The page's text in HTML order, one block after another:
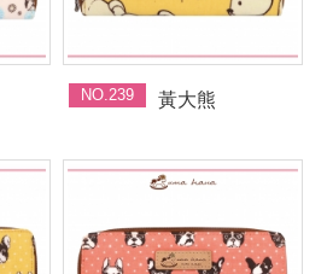
NO.239 黃大熊